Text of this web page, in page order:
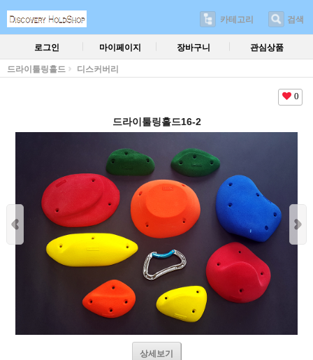
카테고리 검색
로그인 마이페이지 장바구니 관심상품
드라이툴링홀드 디스커버리
0
드라이툴링홀드16-2
상세보기